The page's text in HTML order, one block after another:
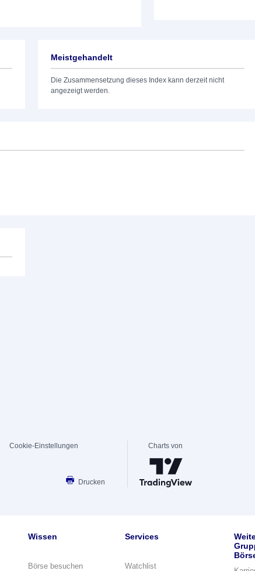
Meistgehandelt
Die Zusammensetzung dieses Index kann derzeit nicht
angezeigt werden.
Cookie-Einstellungen
Drucken
Charts von
Wissen
Börse besuchen
Services
Watchlist